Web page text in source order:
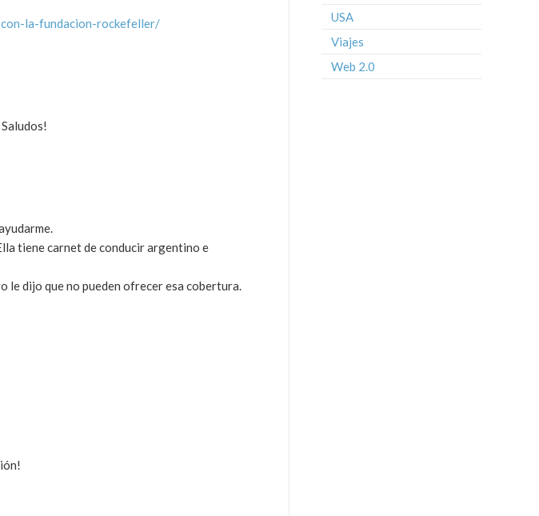
la-fundacion-rockefeller/
tiene carnet de conducir argentino e
le dijo que no pueden ofrecer esa cobertura.
USA
Viajes
Web 2.0